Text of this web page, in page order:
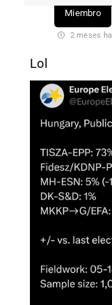
Miembro
2 meses
Lol